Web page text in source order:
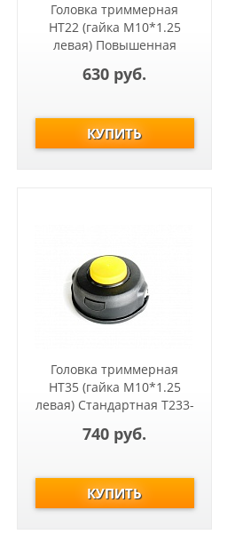
Головка триммерная
HT22 (гайка М10*1.25
левая) Повышенная
ET1004A,ET1200A
630 руб.
Головка триммерная
HT35 (гайка М10*1.25
левая) Стандартная Т233-
740 руб.